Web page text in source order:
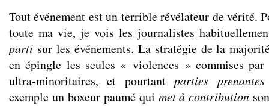
Tout événement est un terrible révélateur de vérité.
toute ma vie, je vois les journalistes
parti sur les événements. La stratégie de la
en épingle les seules « violences » commises
ultra-minoritaires, et pourtantparties
exemple un boxeur paumé qui met à contribution